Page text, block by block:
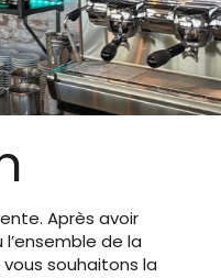
Après avoir
de la
souhaitons la